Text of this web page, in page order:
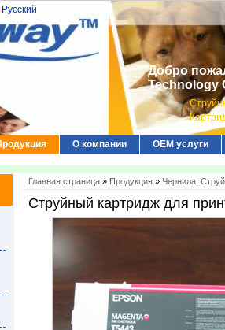
Русский
Добро
Technology
О компании ОЕМ услуги
Главная страница » Продукция » Чернила,
Струйный картридж для